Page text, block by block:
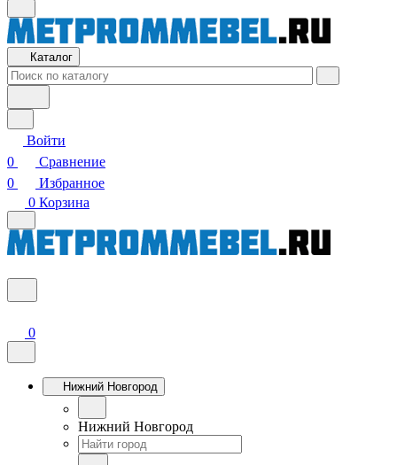
Каталог
Войти
0
Сравнение
0
Избранное
0 Корзина
0
Нижний Новгород
Нижний Новгород